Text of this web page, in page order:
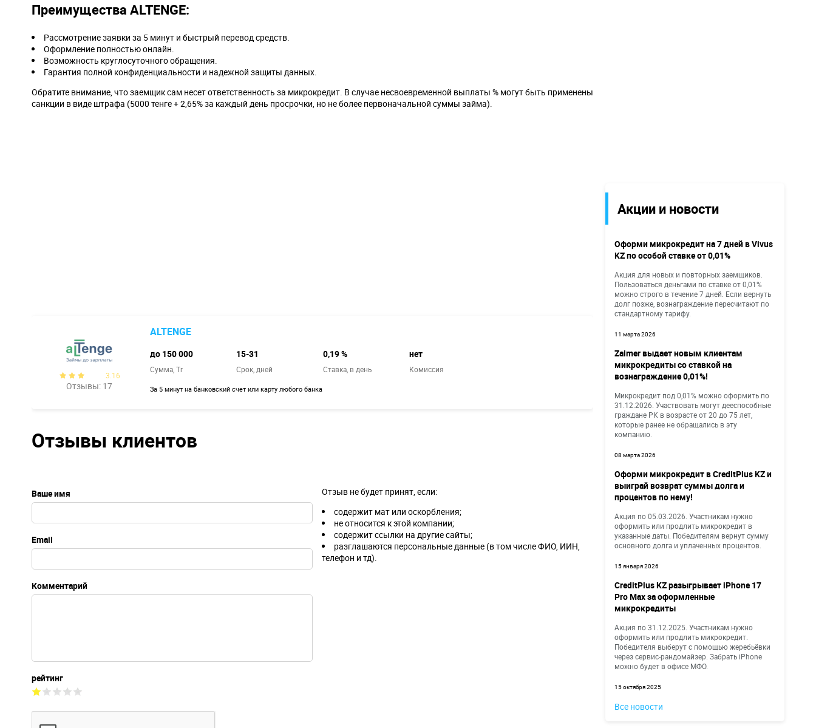
Акции и новости
Оформи микрокредит на 7 дней в Vivus
KZ по особой ставке от 0,01%
Акция для новых и повторных заемщиков.
Пользоваться деньгами по ставке от 0,01%
можно строго в течение 7 дней. Если вернуть
долг позже, вознаграждение пересчитают по
стандартному тарифу.
11 марта 2026
Zaimer выдает новым клиентам
микрокредиты со ставкой на
вознаграждение 0,01%!
Микрокредит под 0,01% можно оформить по
31.12.2026. Участвовать могут дееспособные
граждане РК в возрасте от 20 до 75 лет,
которые ранее не обращались в эту
компанию.
08 марта 2026
Оформи микрокредит в CreditPlus KZ и
выиграй возврат суммы долга и
процентов по нему!
Акция по 05.03.2026. Участникам нужно
оформить или продлить микрокредит в
указанные даты. Победителям вернут сумму
основного долга и уплаченных процентов.
15 января 2026
CreditPlus KZ разыгрывает iPhone 17
Pro Max за оформленные
микрокредиты
Акция по 31.12.2025. Участникам нужно
оформить или продлить микрокредит.
Победителя выберут с помощью жеребьёвки
через сервис-рандомайзер. Забрать iPhone
можно будет в офисе МФО.
15 октября 2025
Все новости
Преимущества ALTENGE:
Рассмотрение заявки за 5 минут и быстрый перевод средств.
Оформление полностью онлайн.
Возможность круглосуточного обращения.
Гарантия полной конфиденциальности и надежной защиты данных.
Обратите внимание, что заемщик сам несет ответственность за микрокредит. В случае несвоевременной выплаты % могут быть применены
санкции в виде штрафа (5000 тенге + 2,65% за каждый день просрочки, но не более первоначальной суммы займа).
3.16
Отзывы: 17
ALTENGE
до 150 000
Сумма, Tr
15-31
Срок, дней
0,19 %
Ставка, в день
нет
Комиссия
За 5 минут на банковский счет или карту любого банка
Отзывы клиентов
Ваше имя
Email
Комментарий
рейтинг
Отзыв не будет принят, если:
содержит мат или оскорбления;
не относится к этой компании;
содержит ссылки на другие сайты;
разглашаются персональные данные (в том числе ФИО, ИИН,
телефон и тд).